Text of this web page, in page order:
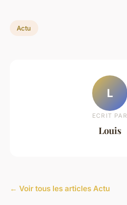
Actu
L
ECRIT PAR
Louis
← Voir tous les articles Actu